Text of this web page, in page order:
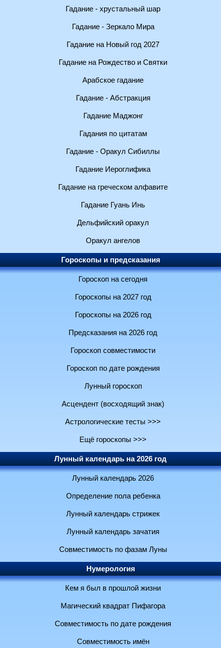
Гадание - хрустальный шар
Гадание - Зеркало Мира
Гадание на Новый год 2027
Гадание на Рождество и Святки
Арабское гадание
Гадание - Абстракция
Гадание Маджонг
Гадания по цитатам
Гадание - Оракул Сибиллы
Гадание Иероглифика
Гадание на греческом алфавите
Гадание Гуань Инь
Дельфийский оракул
Оракул ангелов
Гороскопы и предсказания
Гороскоп на сегодня
Гороскопы на 2027 год
Гороскопы на 2026 год
Предсказания на 2026 год
Гороскоп совместимости
Гороскоп по дате рождения
Лунный гороскоп
Асцендент (восходящий знак)
Астрологические тесты >>>
Ещё гороскопы >>>
Лунный календарь на 2026 год
Лунный календарь 2026
Определение пола ребенка
Лунный календарь стрижек
Лунный календарь зачатия
Совместимость по фазам Луны
Нумерология
Кем я был в прошлой жизни
Магический квадрат Пифагора
Совместимость по дате рождения
Совместимость имён